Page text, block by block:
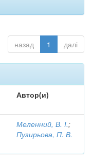
назад 1 далі
Автор(и)
Меленний, В. І.;
Пузирьова, П. В.